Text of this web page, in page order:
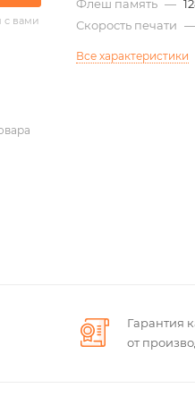
с вами
Флеш память —
Скорость печати —
Все характеристики
Гарантия
от